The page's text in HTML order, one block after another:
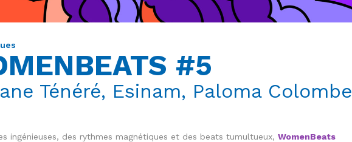
#5
Ténéré, Esinam, Paloma Colombe
ingénieuses, des rythmes magnétiques et des beats tumultueux, WomenBeats